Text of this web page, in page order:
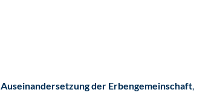
Auseinandersetzung der Erbengemeinschaft,